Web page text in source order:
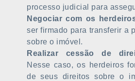
processo judicial para
Negociar com os
ser firmado para transferir a
sobre o imóvel.
Realizar cessão de
Nesse caso, os herdeiros
de seus direitos sobre o